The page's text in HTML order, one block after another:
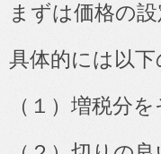
まずは価格の
具体的には以
（１）増税分